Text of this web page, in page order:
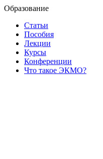
Образование
Статьи
Пособия
Лекции
Курсы
Конференции
Что такое ЭКМО?